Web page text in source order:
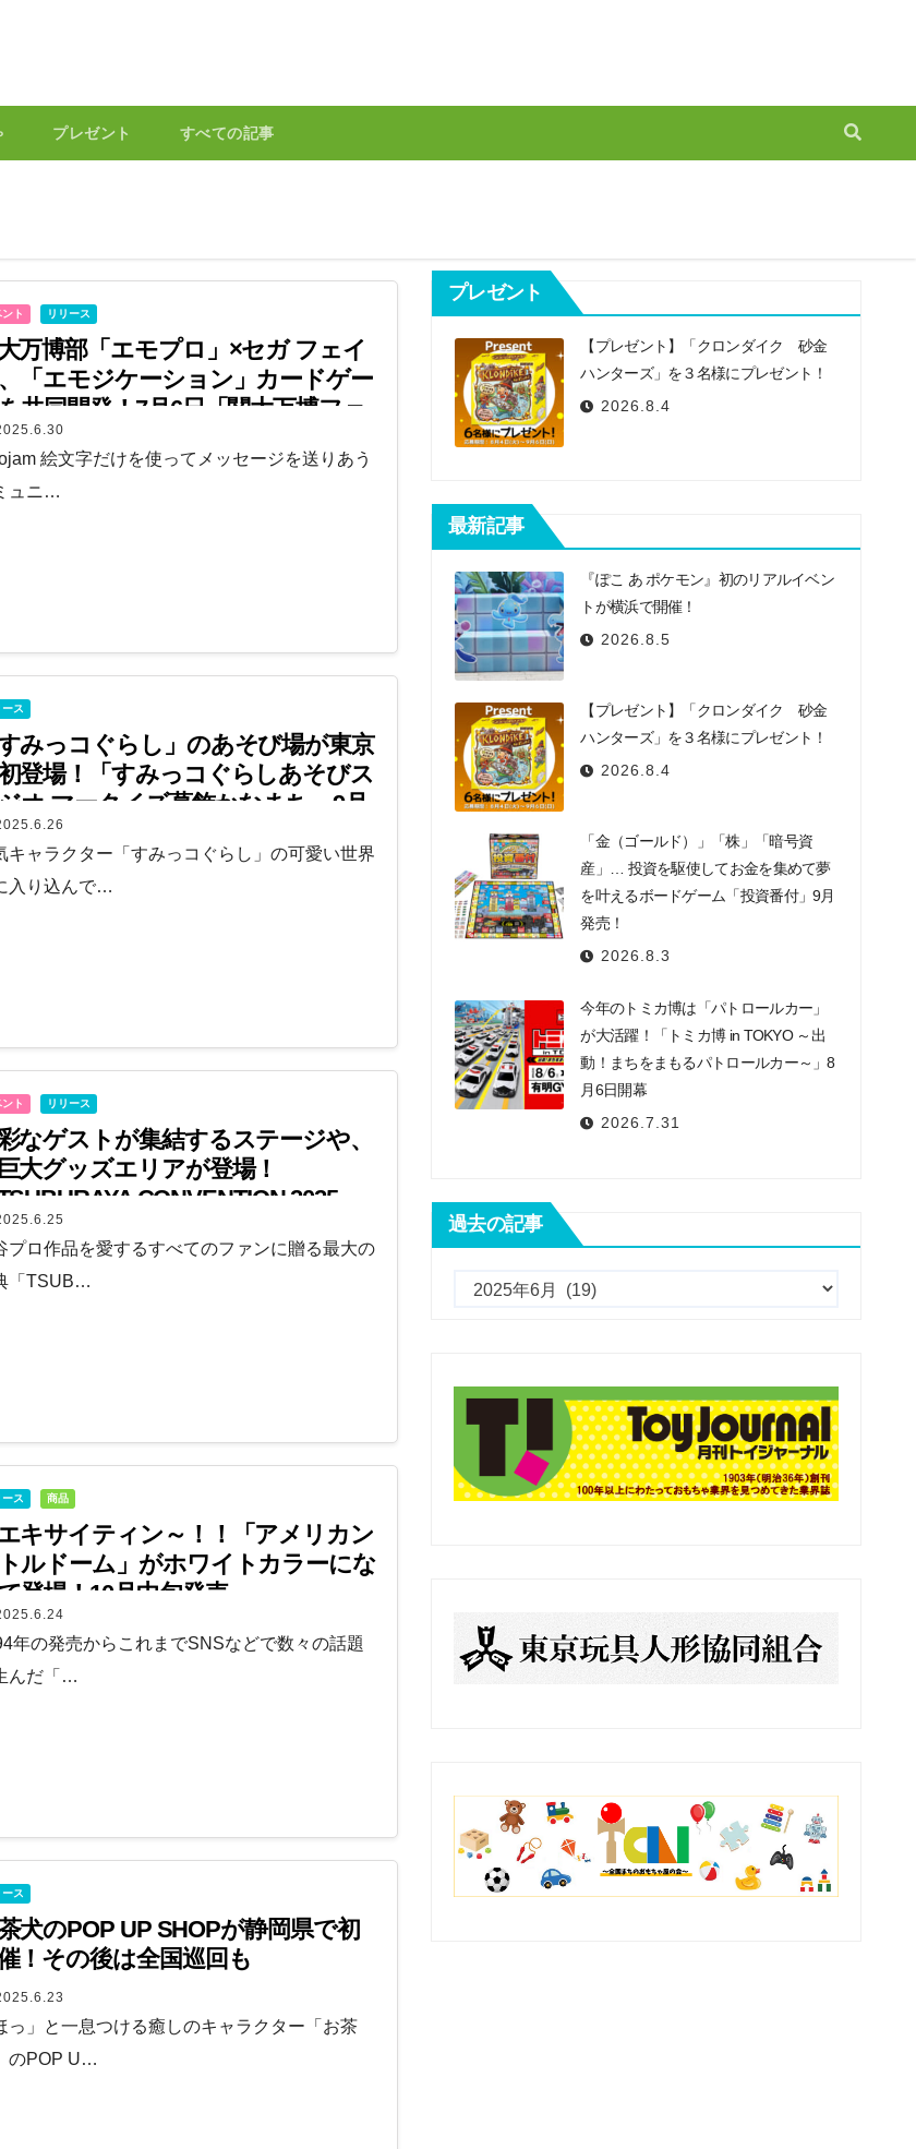
プレゼント すべての記事
ト リリース
万博部「エモプロ」×セガ フェイ
「エモジケーション」カードゲー
共同開発！7月6日「関大万博フェ
～巡縁祭～」でエモジ交流を実施
絵文字だけを使ってメッセージを送りあう
ュニ…
ース
すみっコぐらし」のあそび場が東京
登場！「すみっコぐらしあそびス
オ マークイズ葛飾かなまち」9月
プン
キャラクター「すみっコぐらし」の可愛い世界
入り込んで…
ト リリース
なゲストが集結するステージや、
大グッズエリアが登場！
TSUBURAYA CONVENTION 2025」
ンプログラムが発表
プロ作品を愛するすべてのファンに贈る最大の
「TSUB…
ース 商品
キサイティン～！！「アメリカン
ルドーム」がホワイトカラーにな
て登場！10月中旬発売
年の発売からこれまでSNSなどで数々の話題
んだ「…
ース
犬のPOP UP SHOPが静岡県で初
！その後は全国巡回も
っ」と一息つける癒しのキャラクター「お茶
のPOP U…
プレゼント
【プレゼント】「クロンダイク 砂金
ハンターズ」を３名様にプレゼント！
2026.8.4
最新記事
『ぽこ あ ポケモン』初のリアルイベン
トが横浜で開催！
2026.8.5
【プレゼント】「クロンダイク 砂金
ハンターズ」を３名様にプレゼント！
2026.8.4
「金（ゴールド）」「株」「暗号資
産」… 投資を駆使してお金を集めて夢
を叶えるボードゲーム「投資番付」9月
発売！
2026.8.3
今年のトミカ博は「パトロールカー」
が大活躍！「トミカ博 in TOKYO ～出
動！まちをまもるパトロールカー～」8
月6日開幕
2026.7.31
過去の記事
記